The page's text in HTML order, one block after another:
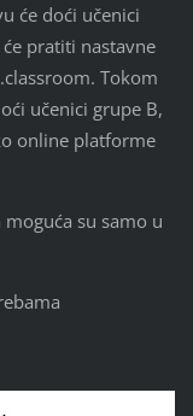
će doći učenici
pratiti nastavne
Tokom
učenici grupe B,
online platforme
su samo u